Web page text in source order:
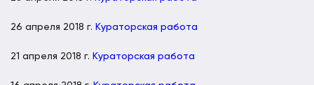
26 апреля 2018 г. Кураторская работа
21 апреля 2018 г. Кураторская работа